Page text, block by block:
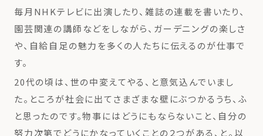
毎月NHKテレビに出演したり、雑誌の連載を書いたり、
園芸関連の講師などをしながら、ガーデニングの楽しさ
や、自給自足の魅力を多くの人たちに伝えるのが仕事で
す。
20代の頃は、世の中変えてやる、と意気込んでいまし
た。ところが社会に出てさまざまな壁にぶつかるうち、ふ
と思ったのです。物事にはどうにもならないこと、自分の
努力次第でどうにかなっていくことの２つがある、と。以